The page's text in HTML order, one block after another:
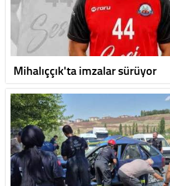
Mihalıççık'ta imzalar sürüyor